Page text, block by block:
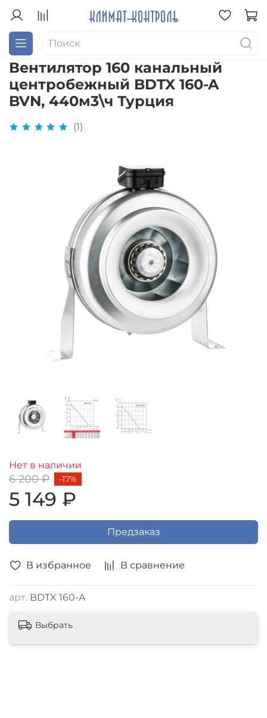
Вентилятор 160 канальный
центробежный BDTX 160-A
BVN, 440м3\ч Турция
(1)
В избранное В сравнение
арт. BDTX 160-A
Нет в наличии
6 200 ₽
5 149 ₽
-17%
Предзаказ
Выбрать